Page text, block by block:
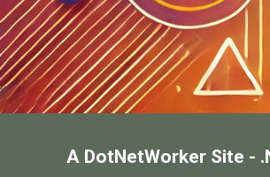
A DotNetWorker Site -